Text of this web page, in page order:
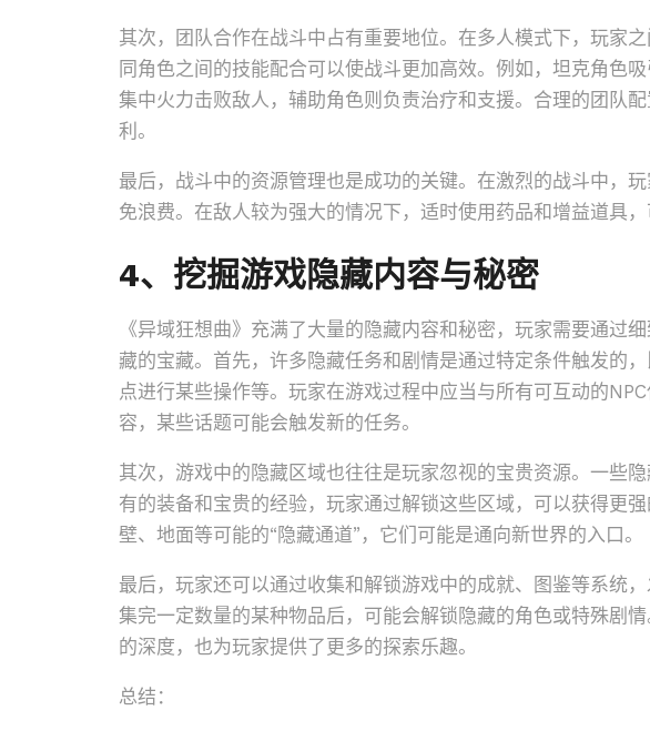
其次，团队合作在战斗中占有重要地位。在多人模式下，玩家
同角色之间的技能配合可以使战斗更加高效。例如，坦克角色
集中火力击败敌人，辅助角色则负责治疗和支援。合理的团队
利。
最后，战斗中的资源管理也是成功的关键。在激烈的战斗中，
免浪费。在敌人较为强大的情况下，适时使用药品和增益道具，
4、挖掘游戏隐藏内容与秘密
《异域狂想曲》充满了大量的隐藏内容和秘密，玩家需要通过
藏的宝藏。首先，许多隐藏任务和剧情是通过特定条件触发的
点进行某些操作等。玩家在游戏过程中应当与所有可互动的
容，某些话题可能会触发新的任务。
其次，游戏中的隐藏区域也往往是玩家忽视的宝贵资源。一些
有的装备和宝贵的经验，玩家通过解锁这些区域，可以获得更
壁、地面等可能的“隐藏通道”，它们可能是通向新世界的入口。
最后，玩家还可以通过收集和解锁游戏中的成就、图鉴等系统
集完一定数量的某种物品后，可能会解锁隐藏的角色或特殊剧
的深度，也为玩家提供了更多的探索乐趣。
总结：